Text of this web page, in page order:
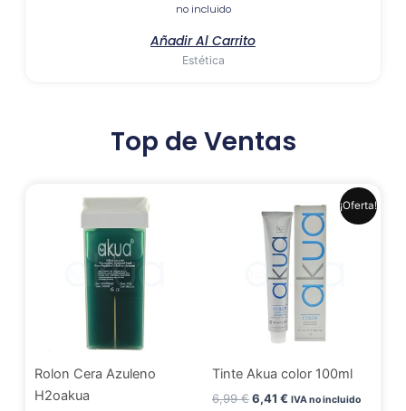
no incluido
Añadir Al Carrito
Estética
Top de Ventas
Rolon Cera Azuleno
H2oakua
¡Oferta!
Tinte Akua color 100ml
6,99€
precio
original
era:
6,99 €.
6,41 €
precio
actual
es:
6,41 €.
IVA no incluido
Este